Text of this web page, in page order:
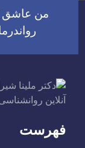
من عاشق
فهرست